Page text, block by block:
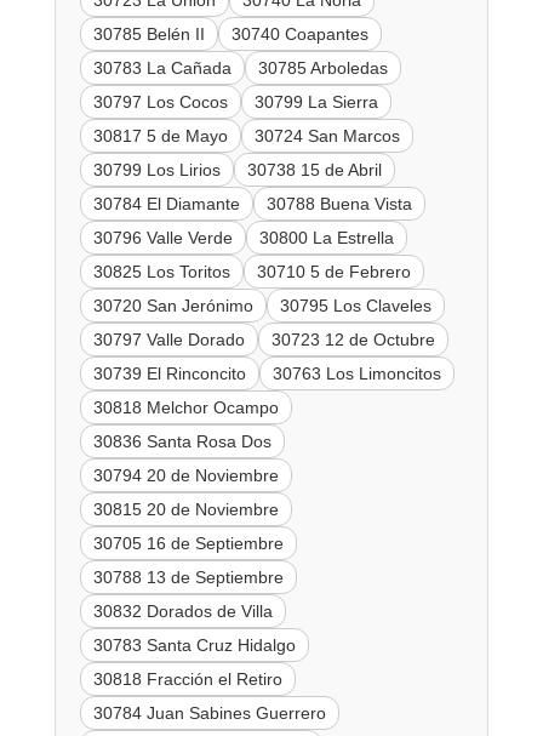
30785 Belén II
30740 Coapantes
30783 La Cañada
30785 Arboledas
30797 Los Cocos
30799 La Sierra
30817 5 de Mayo
30724 San Marcos
30799 Los Lirios
30738 15 de Abril
30784 El Diamante
30788 Buena Vista
30796 Valle Verde
30800 La Estrella
30825 Los Toritos
30710 5 de Febrero
30720 San Jerónimo
30795 Los Claveles
30797 Valle Dorado
30723 12 de Octubre
30739 El Rinconcito
30763 Los Limoncitos
30818 Melchor Ocampo
30836 Santa Rosa Dos
30794 20 de Noviembre
30815 20 de Noviembre
30705 16 de Septiembre
30788 13 de Septiembre
30832 Dorados de Villa
30783 Santa Cruz Hidalgo
30818 Fracción el Retiro
30784 Juan Sabines Guerrero